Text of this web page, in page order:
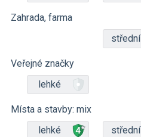
Zahrada, farma
střední
Veřejné značky
lehké
Místa a stavby: mix
lehké
střední